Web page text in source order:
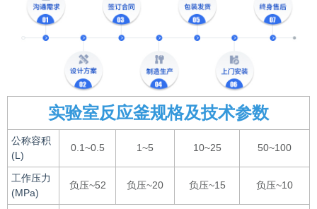
实验室反应釜规格及技术参数
公称容积
(L)
0.1~0.5 1~5 10~25 50~100
工作压力
(MPa)
负压~52 负压~20 负压~15 负压~10